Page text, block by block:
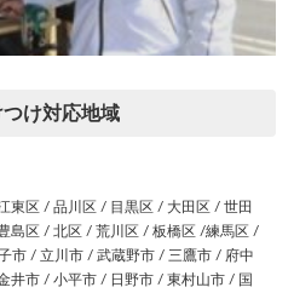
つけ対応地域
東区 / 品川区 / 目黒区 / 大田区 / 世田
島区 / 北区 / 荒川区 / 板橋区 /練馬区 /
市 / 立川市 / 武蔵野市 / 三鷹市 / 府中
井市 / 小平市 / 日野市 / 東村山市 / 国